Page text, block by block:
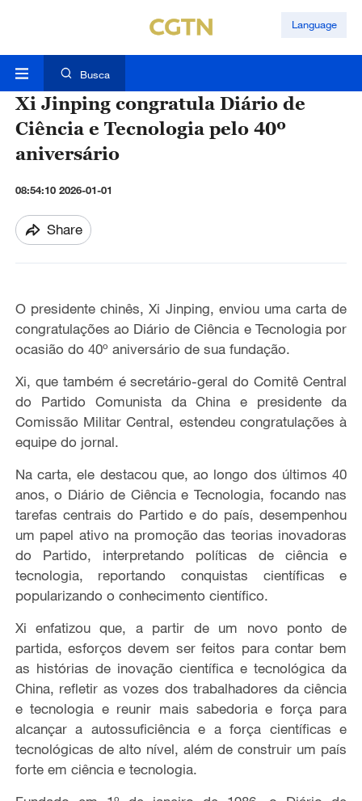
Language
Busca
Xi Jinping congratula Diário de
Ciência e Tecnologia pelo 40º
aniversário
08:54:10 2026-01-01
Share
O presidente chinês, Xi Jinping, enviou uma carta de
congratulações ao Diário de Ciência e Tecnologia por
ocasião do 40º aniversário de sua fundação.
Xi, que também é secretário-geral do Comitê Central
do Partido Comunista da China e presidente da
Comissão Militar Central, estendeu congratulações à
equipe do jornal.
Na carta, ele destacou que, ao longo dos últimos 40
anos, o Diário de Ciência e Tecnologia, focando nas
tarefas centrais do Partido e do país, desempenhou
um papel ativo na promoção das teorias inovadoras
do Partido, interpretando políticas de ciência e
tecnologia, reportando conquistas científicas e
popularizando o conhecimento científico.
Xi enfatizou que, a partir de um novo ponto de
partida, esforços devem ser feitos para contar bem
as histórias de inovação científica e tecnológica da
China, refletir as vozes dos trabalhadores da ciência
e tecnologia e reunir mais sabedoria e força para
alcançar a autossuficiência e a força científicas e
tecnológicas de alto nível, além de construir um país
forte em ciência e tecnologia.